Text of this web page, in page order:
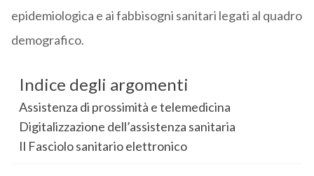
epidemiologica e ai fabbisogni sanitari legati al quadro
demografico.
Indice degli argomenti
Assistenza di prossimità e telemedicina
Digitalizzazione dell’assistenza sanitaria
Il Fasciolo sanitario elettronico